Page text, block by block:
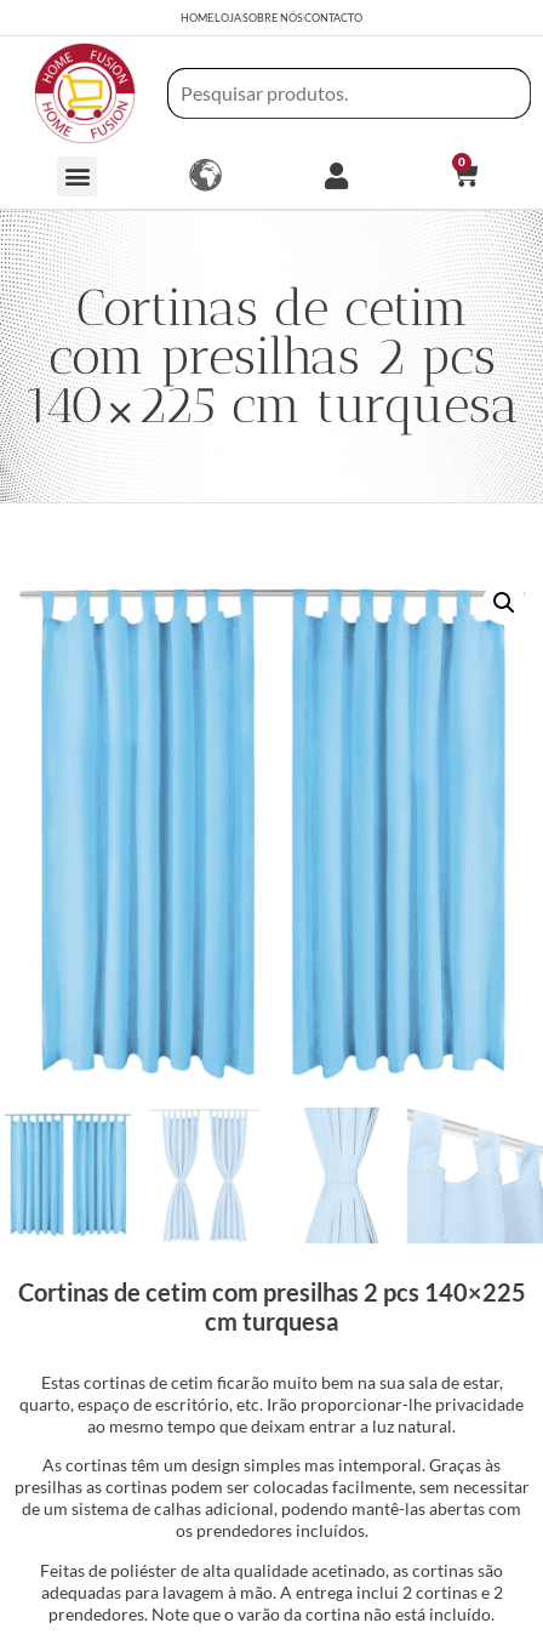
HOMELOJASOBRE NÓSCONTACTO
0
Cortinas de cetim
com presilhas 2 pcs
140×225 cm turquesa
Cortinas de cetim com presilhas 2 pcs 140×225
cm turquesa
Estas cortinas de cetim ficarão muito bem na sua sala de estar,
quarto, espaço de escritório, etc. Irão proporcionar-lhe privacidade
ao mesmo tempo que deixam entrar a luz natural.
As cortinas têm um design simples mas intemporal. Graças às
presilhas as cortinas podem ser colocadas facilmente, sem necessitar
de um sistema de calhas adicional, podendo mantê-las abertas com
os prendedores incluídos.
Feitas de poliéster de alta qualidade acetinado, as cortinas são
adequadas para lavagem à mão. A entrega inclui 2 cortinas e 2
prendedores. Note que o varão da cortina não está incluído.